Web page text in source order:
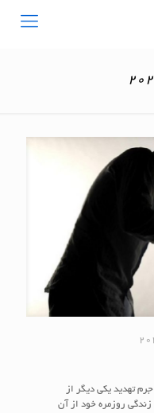
تهدید یکی دیگر از
روزمره خود از آن